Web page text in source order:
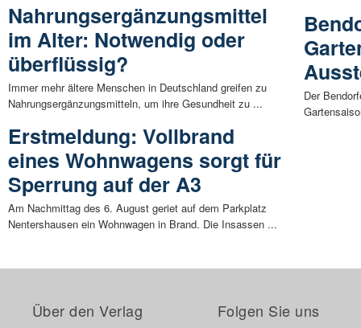
Nahrungsergänzungsmittel
im Alter: Notwendig oder
überflüssig?
Immer mehr ältere Menschen in Deutschland greifen zu
Nahrungsergänzungsmitteln, um ihre Gesundheit zu ...
Erstmeldung: Vollbrand
eines Wohnwagens sorgt für
Sperrung auf der A3
Am Nachmittag des 6. August geriet auf dem Parkplatz
Nentershausen ein Wohnwagen in Brand. Die Insassen ...
Der
Über den Verlag Folgen Sie uns